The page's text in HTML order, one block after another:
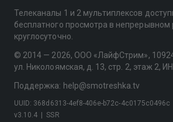
Телеканалы 1 и 2 мультиплексов
бесплатного просмотра в
круглосуточно.
© 2014 — 2026, ООО «ЛайфСтрим»,
ул. Николоямская, д. 13, стр. 2, этаж 2,
Поддержка: help@smotreshka.tv
v3.10.4 SSR
UUID: 368d6313-4ef8-406e-b72c-4c0175c0496c